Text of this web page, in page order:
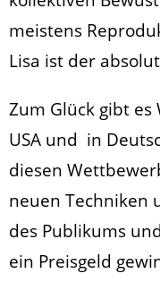
meistens
Lisa ist der
Zum Glück gibt
USA und in
diesen
neuen Techniken
des Publikums
ein Preisgeld